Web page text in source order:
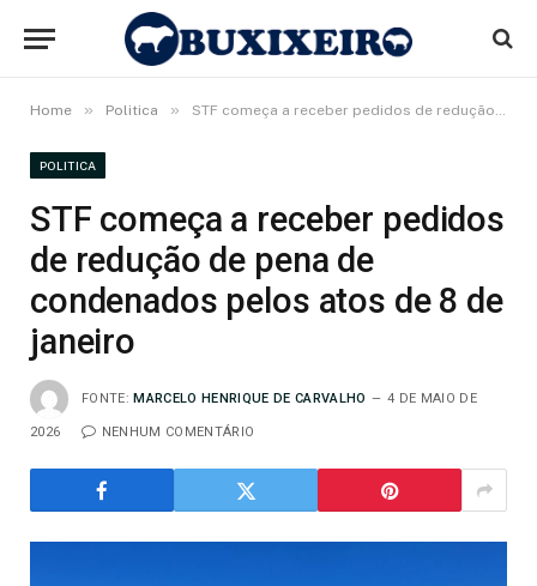
Home » Politica » STF começa a receber pedidos de redução de pena de condenados pelos atos de 8 de janeiro
POLITICA
STF começa a receber pedidos
de redução de pena de
condenados pelos atos de 8 de
janeiro
FONTE: MARCELO HENRIQUE DE CARVALHO 4 DE MAIO DE
2026 NENHUM COMENTÁRIO